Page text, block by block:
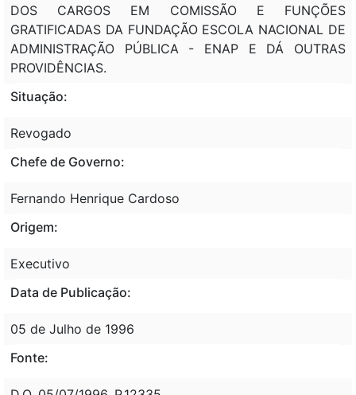
DOS CARGOS EM COMISSÃO E FUNÇÕES
GRATIFICADAS DA FUNDAÇÃO ESCOLA NACIONAL DE
ADMINISTRAÇÃO PÚBLICA - ENAP E DÁ OUTRAS
PROVIDÊNCIAS.
Situação:
Revogado
Chefe de Governo:
Fernando Henrique Cardoso
Origem:
Executivo
Data de Publicação:
05 de Julho de 1996
Fonte: